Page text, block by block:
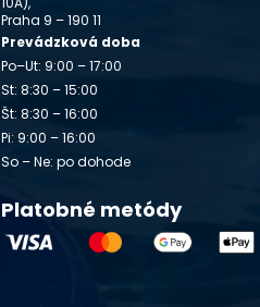
Praha 9 – 190 11
Prevádzková doba
Po–Ut: 9:00 – 17:00
St: 8:30 – 15:00
Št: 8:30 – 16:00
Pi: 9:00 – 16:00
So – Ne: po dohode
Platobné metódy